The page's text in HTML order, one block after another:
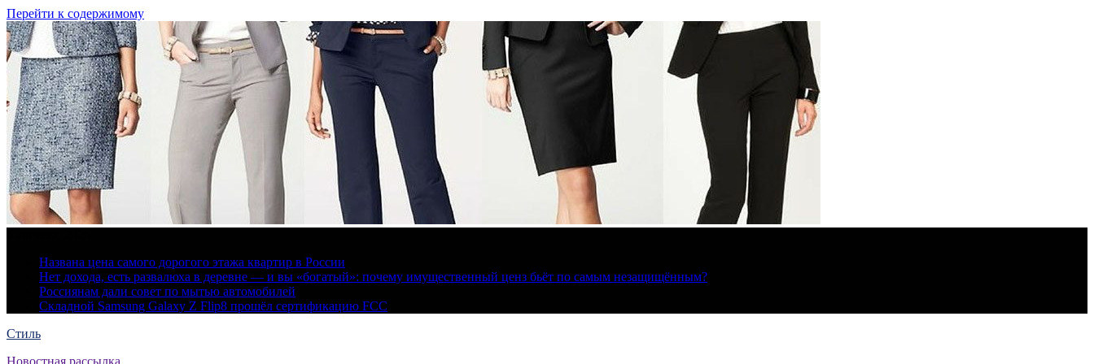
Перейти к содержимому
Названа цена самого дорогого этажа квартир в России
Нет дохода, есть развалюха в деревне — и вы «богатый»: почему имущественный ценз бьёт по самым незащищённым?
Россиянам дали совет по мытью автомобилей
Складной Samsung Galaxy Z Flip8 прошёл сертификацию FCC
Стиль
Новостная рассылка